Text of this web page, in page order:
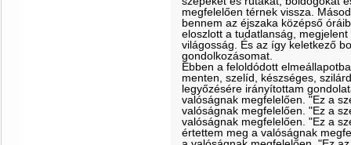
megfelelően térnek vissza.
bennem az éjszaka középső
eloszlott a tudatlanság,
világosság. És az így keletkező
gondolkozásomat.
Ebben a feloldódott
menten, szelíd, készséges,
legyőzésére irányítottam
valóságnak megfelelően. "Ez a
valóságnak megfelelően. "Ez a
valóságnak megfelelően. "Ez a
értettem meg a valóságnak